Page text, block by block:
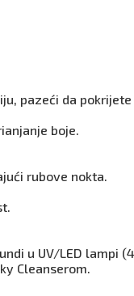
pazeći da
boje.
rubove nokta.
u UV/LED lampi
Cleanserom.